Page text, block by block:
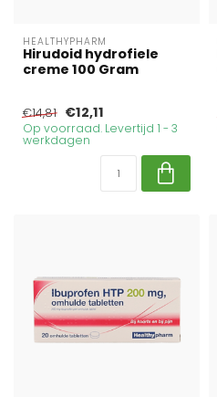
HEALTHYPHARM
Hirudoid hydrofiele
creme 100 Gram
€14,81 €12,11
Op voorraad. Levertijd 1 - 3
werkdagen